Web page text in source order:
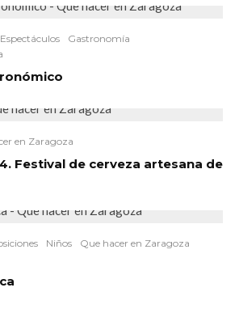
Espectáculos
Gastronomía
en Zaragoza
Festival de cerveza artesana de
Niños
Que hacer en Zaragoza